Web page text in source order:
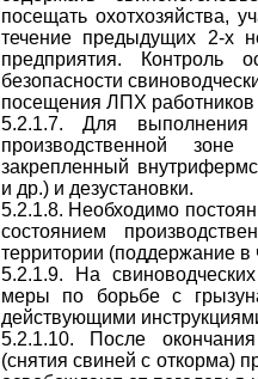
посещать охотхозяйства,
течение предыдущих 2-х
предприятия. Контроль
безопасности
посещения ЛПХ работников
5.2.1.7. Для
производственной
закрепленный
и др.) и дезустановки.
5.2.1.8. Необходимо
состоянием
территории (поддержание в
5.2.1.9. На
меры по борьбе с
действующими
5.2.1.10. После окончания
(снятия свиней с откорма)